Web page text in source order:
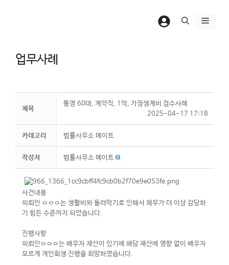
메
업무사례
제목
통영 60대, 계약직, 1억, 가정생계비 접수사례
2025-04-17 17:18
카테고리 법률사무소 메이트
작성자 법률사무소 메이트
사건내용
의뢰인 ㅇㅇㅇ는 생활비와 돌려막기로 인해서 채무가 더 이상 감당하
기 힘든 수준까지 되었습니다.
진행사항
의뢰인ㅇㅇㅇ는 배우자 재산이 있기에 해당 재산에 영향 없이 배우자
모르게 개인회생 진행을 희망하였습니다.